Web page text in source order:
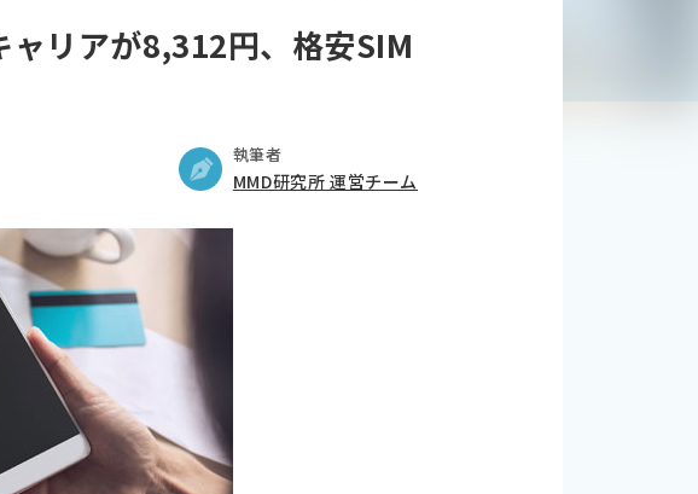
リアが8,312円、格安SIM
執筆者
MMD研究所 運営チーム